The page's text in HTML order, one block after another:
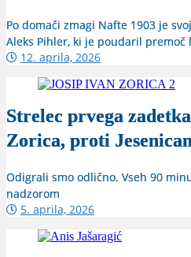
Po domači zmagi Nafte 1903 je
Aleks Pihler, ki je poudaril premoč
12. aprila, 2026
Strelec prvega
Zorica, proti
Odigrali smo odlično. Vseh 90
nadzorom
5. aprila, 2026